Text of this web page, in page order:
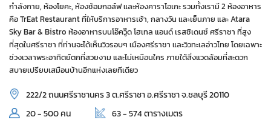
กำลังกาย, ห้องโยคะ, ห้องซ้อมกอล์ฟ และห้องคาราโอเกะ รวมทั้งเรามี 2 ห้องอาหาร
คือ TrEat Restaurant ที่ให้บริการอาหารเช้า, กลางวัน และเย็นภาย และ Atara
Sky Bar & Bistro ห้องอาหารบนโอ๊ควู๊ด โฮเทล แอนด์ เรสซิเดนซ์ ศรีราชา ที่สูง
ที่สุดในศรีราชา ที่ท่านจะได้เห็นวิวรอบๆ เมืองศรีราชา และวิวทะเลอ่าวไทย โดยเฉพาะ
ช่วงเวลาพระอาทิตย์ตกที่สวยงาม และไม่เหมือนใคร ภายใต้สิ่งแวดล้อมที่สะดวก
สบายเปรียบเสมือนบ้านอีกแห่งเลยทีเดียว
222/2 ถนนศรีราชานคร 3 ต.ศรีราชา อ.ศรีราชา จ.ชลบุรี 20110
20 - 500 คน
63 - 574 ตารางเมตร